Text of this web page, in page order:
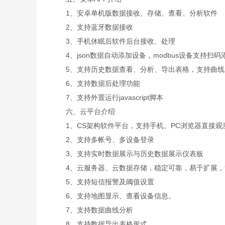
1、安卓单机版数据接收、存储、查看、分析软件
2、支持蓝牙数据接收
3、手机休眠后软件后台接收、处理
4、json数据自动添加设备，modbus设备支持扫码
5、支持历史数据查看、分析、导出表格，支持曲线
6、支持数据后处理功能
7、支持外置运行javascript脚本
六、云平台介绍
1、CS架构软件平台，支持手机、PC浏览器直接观
2、支持多帐号、多设备登录
3、支持实时数据展示与历史数据展示仪表板
4、云服务器、云数据存储，稳定可靠，易于扩展，
5、支持短信报警及阈值设置
6、支持地图显示、查看设备信息。
7、支持数据曲线分析